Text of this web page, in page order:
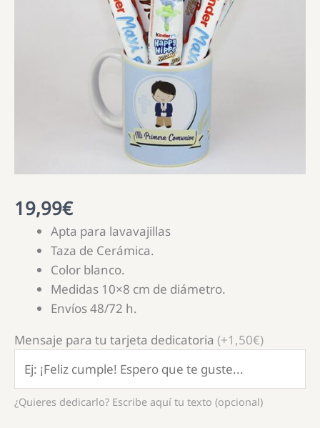
19,99€
Apta para lavavajillas
Taza de Cerámica.
Color blanco.
Medidas 10×8 cm de diámetro.
Envíos 48/72 h.
Mensaje para tu tarjeta dedicatoria (+1,50€)
¿Quieres dedicarlo? Escribe aquí tu texto (opcional)